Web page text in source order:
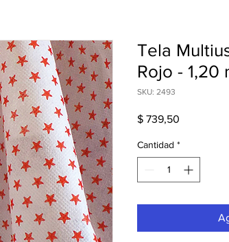
Tela
Rojo - 1,20
SKU: 2493
$ 739,50
Cantidad *